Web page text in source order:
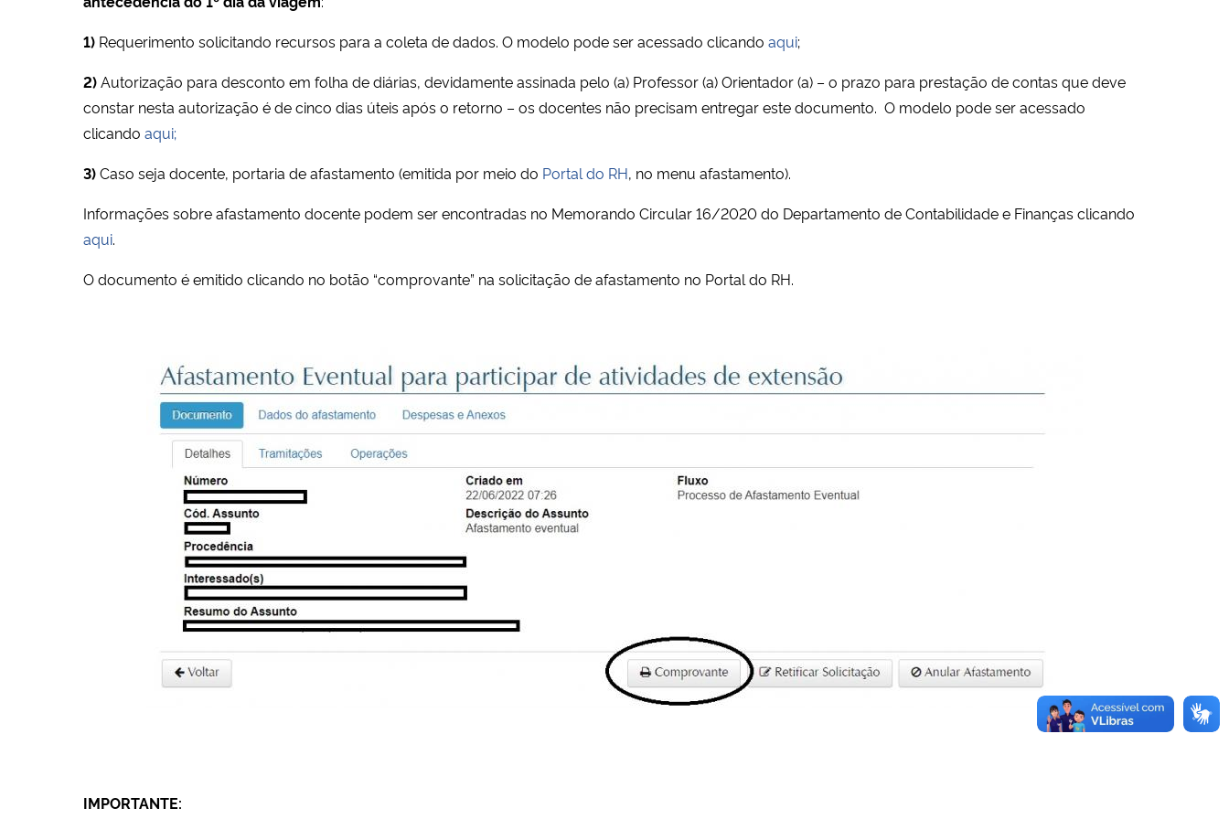
1) Requerimento solicitando recursos para a coleta de dados. O modelo pode ser acessado clicando aqui;
2)Autorização para desconto em folha de diárias, devidamente assinada pelo (a) Professor (a) Orientador (a) – o prazo para prestação de contas que deve
constar nesta autorização é de cinco dias úteis após o retorno – os docentes não precisam entregar este documento. O modelo pode ser acessado
clicando aqui;
3)Caso seja docente, portaria de afastamento (emitida por meio do Portal do RH, no menu afastamento).
Informações sobre afastamento docente podem ser encontradas no Memorando Circular 16/2020 do Departamento de Contabilidade e Finanças clicando
aqui.
O documento é emitido clicando no botão “comprovante” na solicitação de afastamento no Portal do RH.
IMPORTANTE: